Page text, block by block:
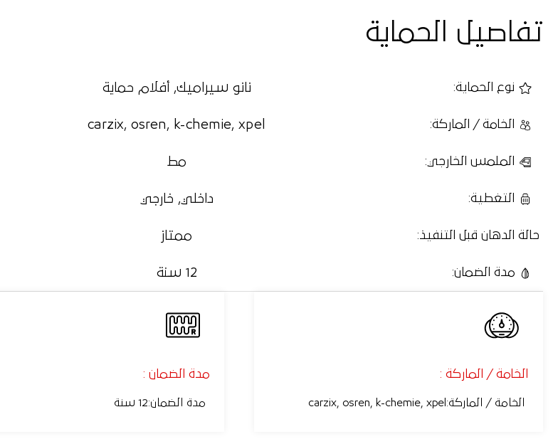
تفاصيل الحماية
نوع الحماية: نانو سيراميك, أفلام حماية
الخامة / الماركة:
carzix, osren, k-chemie, xpel
الملمس الخارجي : مط
التغطية: داخلي, خارجي
حالة الدهان قبل التنفيذ: ممتاز
مدة الضمان: 12 سنة
الخامة / الماركة :
الخامة / الماركة:
carzix, osren, k-chemie, xpel
مدة الضمان :
مدة الضمان:12 سنة